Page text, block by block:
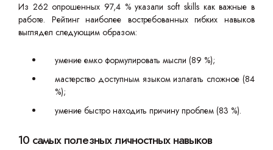
Из 262 опрошенных 97,4 % указали soft skills как важные в
работе. Рейтинг наиболее востребованных гибких навыков
выглядел следующим образом:
умение емко формулировать мысли (89 %);
мастерство доступным языком излагать сложное (84
%);
умение быстро находить причину проблем (83 %).
10 самых полезных личностных навыков